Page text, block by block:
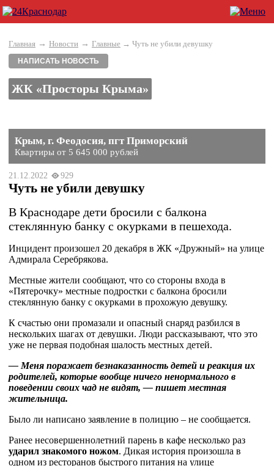
Главная → Новости → Главные → Чуть не убили девушку
НАПИСАТЬ НОВОСТЬ
ЖК «Просторы Крыма»
Крым, г. Феодосия, пгт Приморский
Квартиры от 5 645 000 рублей
21.12.2022 929
Чуть не убили девушку
В Краснодаре дети бросили с балкона
стеклянную банку с окурками в пешехода.
Инцидент произошел 20 декабря в ЖК «Дружный» на улице
Адмирала Серебрякова.
Местные жители сообщают, что со стороны входа в
«Пятерочку» местные подростки с балкона бросили
стеклянную банку с окурками в прохожую девушку.
К счастью они промазали и опасный снаряд разбился в
нескольких шагах от девушки. Люди рассказывают, что это
уже не первая подобная шалость местных детей.
— Меня поражает безнаказанность детей и реакция их
родителей, которые вообще ничего ненормального в
поведении своих чад не видят, — пишет местная
жительница.
Было ли написано заявление в полицию – не сообщается.
Ранее несовершеннолетний парень в кафе несколько раз
ударил знакомого ножом. Дикая история произошла в
одном из ресторанов быстрого питания на улице